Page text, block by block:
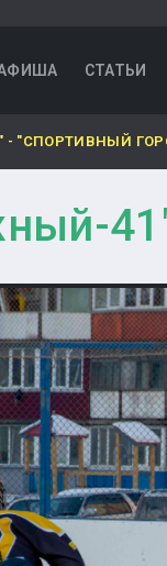
СТАТЬИ
"СПОРТИВНЫЙ